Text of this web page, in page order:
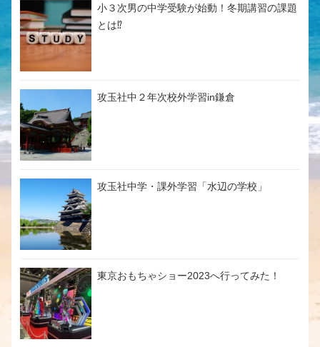
小３次男の中学受験が始動！冬期講習の課題
とは⁉
攻玉社中２年次校外学習in鎌倉
攻玉社中学・課外学習「水辺の学校」
東京おもちゃショー2023へ行ってみた！